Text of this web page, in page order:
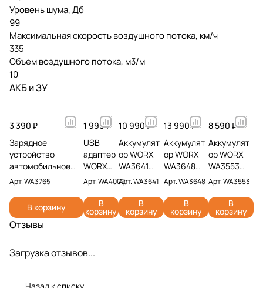
Уровень шума, Дб
99
Максимальная скорость воздушного потока, км/ч
335
Объем воздушного потока, м3/м
10
АКБ и ЗУ
3 390 ₽
Зарядное
устройство
автомобильное
WORX WA3765 20V
2А
Арт.WA3765
В корзину
1 990 ₽
USB
адаптер
WORX
WA4009
Арт.WA4009
В
корзину
10 990 ₽
Аккумулят
ор WORX
WA3641
20V 6Ач
Арт.WA3641
В
корзину
13 990 ₽
Аккумулят
ор WORX
WA3648
20V 8Ач
Арт.WA3648
В
корзину
8 590 ₽
Аккумулят
ор WORX
WA3553
20V 4Ач
Арт.WA3553
В
корзину
Отзывы
Загрузка отзывов...